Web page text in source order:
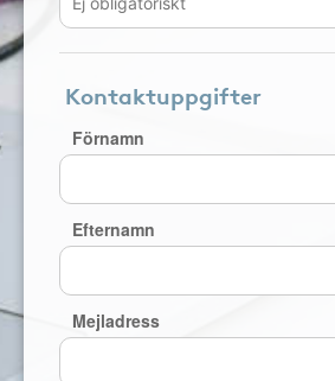
Kontaktuppgifter
Förnamn
Efternamn
Mejladress